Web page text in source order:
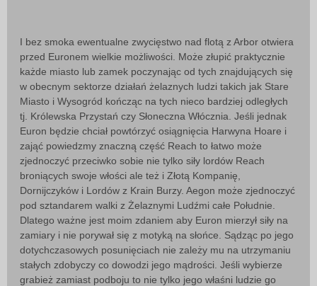
I bez smoka ewentualne zwycięstwo nad flotą z Arbor otwiera
przed Euronem wielkie możliwości. Może złupić praktycznie
każde miasto lub zamek poczynając od tych znajdujących się
w obecnym sektorze działań żelaznych ludzi takich jak Stare
Miasto i Wysogród kończąc na tych nieco bardziej odległych
tj. Królewska Przystań czy Słoneczna Włócznia. Jeśli jednak
Euron będzie chciał powtórzyć osiągnięcia Harwyna Hoare i
zająć powiedzmy znaczną część Reach to łatwo może
zjednoczyć przeciwko sobie nie tylko siły lordów Reach
broniących swoje włości ale też i Złotą Kompanię,
Dornijczyków i Lordów z Krain Burzy. Aegon może zjednoczyć
pod sztandarem walki z Żelaznymi Ludźmi całe Południe.
Dlatego ważne jest moim zdaniem aby Euron mierzył siły na
zamiary i nie porywał się z motyką na słońce. Sądząc po jego
dotychczasowych posunięciach nie zależy mu na utrzymaniu
stałych zdobyczy co dowodzi jego mądrości. Jeśli wybierze
grabież zamiast podboju to nie tylko jego właśni ludzie go